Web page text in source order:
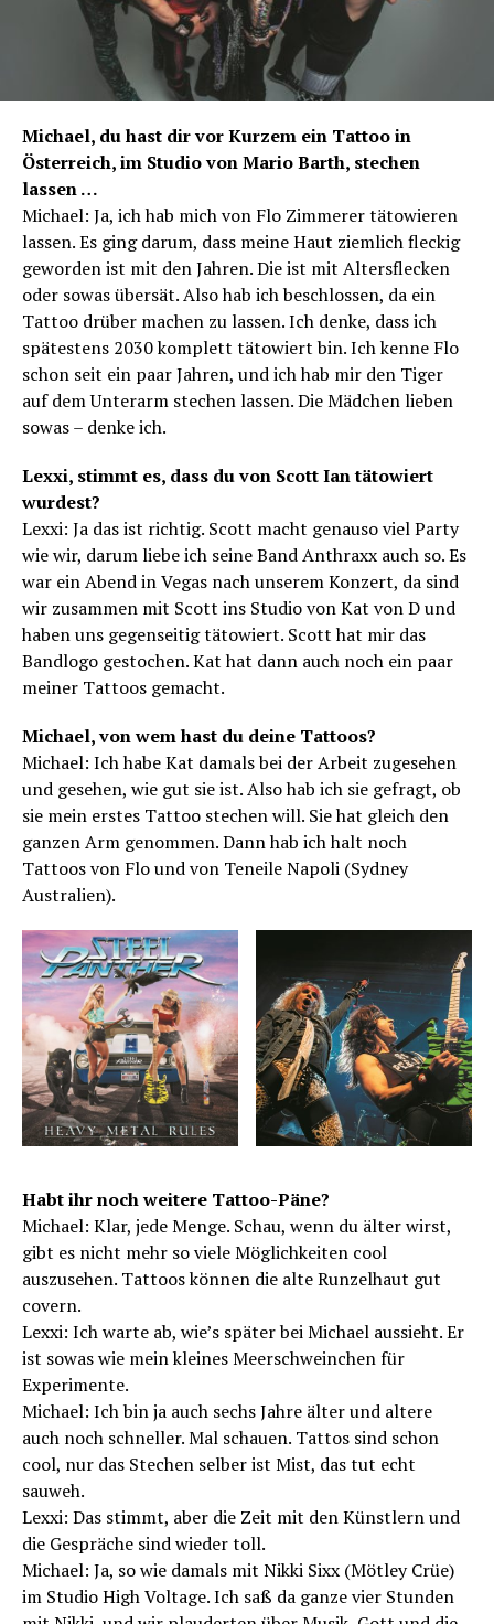
Michael, du hast dir vor Kurzem ein Tattoo in
Österreich, im Studio von Mario Barth, stechen
lassen …
Michael: Ja, ich hab mich von Flo Zimmerer tätowieren
lassen. Es ging darum, dass meine Haut ziemlich fleckig
geworden ist mit den Jahren. Die ist mit Altersflecken
oder sowas übersät. Also hab ich beschlossen, da ein
Tattoo drüber machen zu lassen. Ich denke, dass ich
spätestens 2030 komplett tätowiert bin. Ich kenne Flo
schon seit ein paar Jahren, und ich hab mir den Tiger
auf dem Unterarm stechen lassen. Die Mädchen lieben
sowas – denke ich.
Lexxi, stimmt es, dass du von Scott Ian tätowiert
wurdest?
Lexxi: Ja das ist richtig. Scott macht genauso viel Party
wie wir, darum liebe ich seine Band Anthraxx auch so. Es
war ein Abend in Vegas nach unserem Konzert, da sind
wir zusammen mit Scott ins Studio von Kat von D und
haben uns gegenseitig tätowiert. Scott hat mir das
Bandlogo gestochen. Kat hat dann auch noch ein paar
meiner Tattoos gemacht.
Michael, von wem hast du deine Tattoos?
Michael: Ich habe Kat damals bei der Arbeit zugesehen
und gesehen, wie gut sie ist. Also hab ich sie gefragt, ob
sie mein erstes Tattoo stechen will. Sie hat gleich den
ganzen Arm genommen. Dann hab ich halt noch
Tattoos von Flo und von Teneile Napoli (Sydney
Australien).
Habt ihr noch weitere Tattoo-Päne?
Michael: Klar, jede Menge. Schau, wenn du älter wirst,
gibt es nicht mehr so viele Möglichkeiten cool
auszusehen. Tattoos können die alte Runzelhaut gut
covern.
Lexxi: Ich warte ab, wie’s später bei Michael aussieht. Er
ist sowas wie mein kleines Meerschweinchen für
Experimente.
Michael: Ich bin ja auch sechs Jahre älter und altere
auch noch schneller. Mal schauen. Tattos sind schon
cool, nur das Stechen selber ist Mist, das tut echt
sauweh.
Lexxi: Das stimmt, aber die Zeit mit den Künstlern und
die Gespräche sind wieder toll.
Michael: Ja, so wie damals mit Nikki Sixx (Mötley Crüe)
im Studio High Voltage. Ich saß da ganze vier Stunden